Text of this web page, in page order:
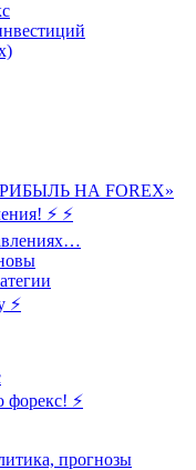
НА FOREX»
⚡ ⚡
⚡️
⚡
прогнозы